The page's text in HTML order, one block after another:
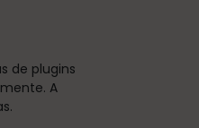
de plugins
A